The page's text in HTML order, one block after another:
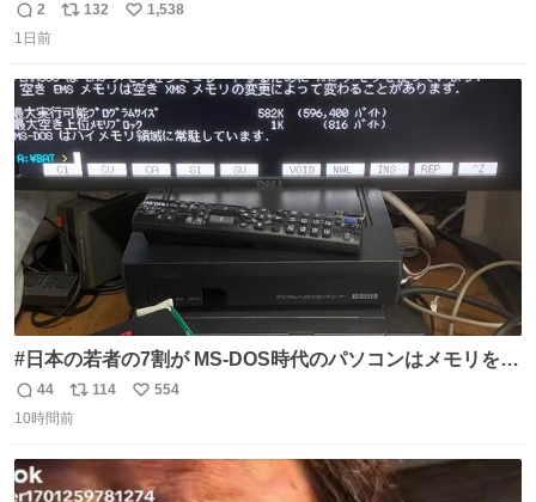
返
信
2
リ
ト
数
132
い
数
1,538
1日前
#日本の若者の7割が MS-DOS時代のパソコンはメモリをい
くら増設しても、基本的に640～768KBまでしか使用でき
なかったことを知らない。 またその改善策としてEMSメモ
かメモリをやりくりしていたことを知らない。
返
信
44
リ
ポ
ト
114
い
数
554
10時間前